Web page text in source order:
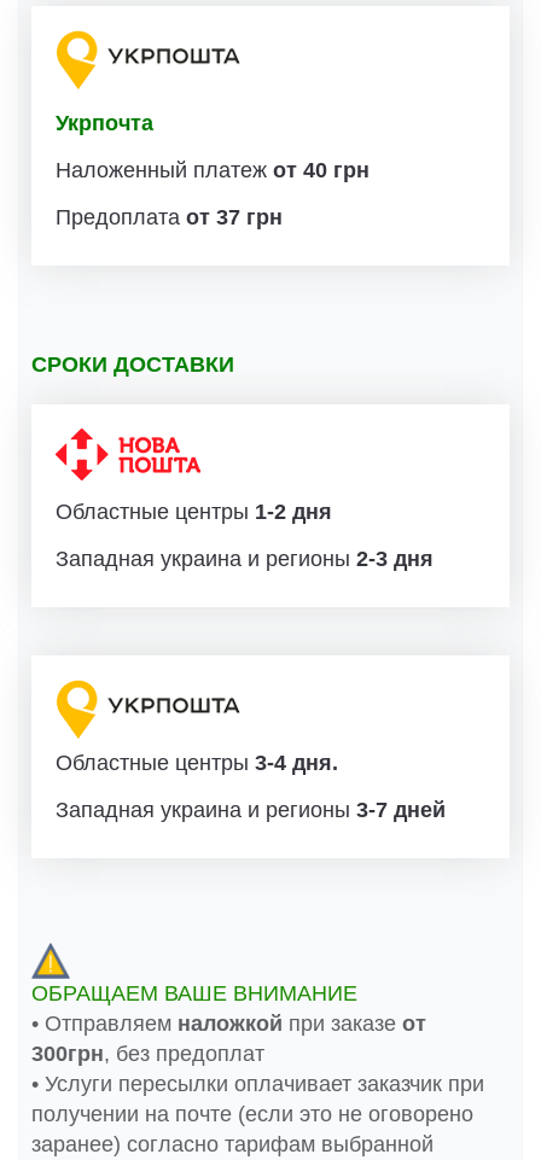
Укрпочта
Наложенный платеж от 40 грн
Предоплата от 37 грн
СРОКИ ДОСТАВКИ
Областные центры 1-2 дня
Западная украина и регионы 2-3 дня
Областные центры 3-4 дня.
Западная украина и регионы 3-7 дней
ОБРАЩАЕМ ВАШЕ ВНИМАНИЕ
• Отправляем наложкой при заказе от
300грн, без предоплат
• Услуги пересылки оплачивает заказчик при
получении на почте (если это не оговорено
заранее) согласно тарифам выбранной